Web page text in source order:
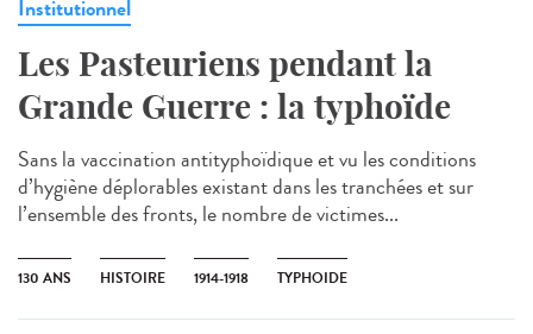
Institutionnel
Les Pasteuriens pendant la
Grande Guerre : la typhoïde
Sans la vaccination antityphoïdique et vu les conditions
d’hygiène déplorables existant dans les tranchées et sur
l’ensemble des fronts, le nombre de victimes...
130 ANS HISTOIRE 1914-1918 TYPHOIDE